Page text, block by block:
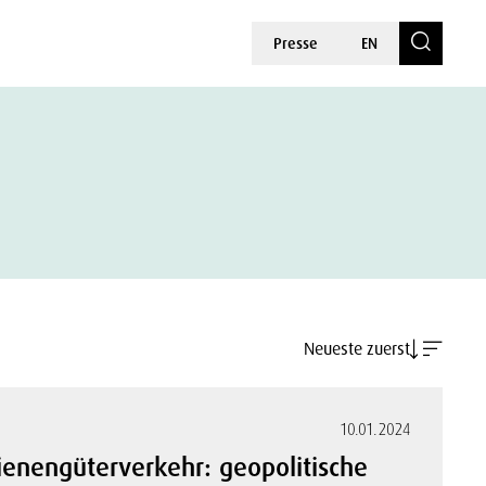
Presse EN
Neueste zuerst
10.01.2024
geopolitische